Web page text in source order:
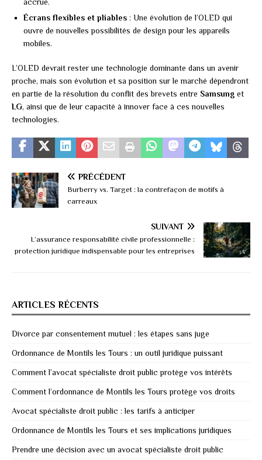
Écrans flexibles et pliables : Une évolution de l’OLED qui
ouvre de nouvelles possibilités de design pour les appareils
mobiles.
L’OLED devrait rester une technologie dominante dans un avenir
proche, mais son évolution et sa position sur le marché dépendront
en partie de la résolution du conflit des brevets entre Samsung et
LG, ainsi que de leur capacité à innover face à ces nouvelles
technologies.
PRÉCÉDENT
Burberry vs. Target : la contrefaçon de motifs à
carreaux
SUIVANT
L’assurance responsabilité civile professionnelle :
protection juridique indispensable pour les entreprises
ARTICLES RÉCENTS
Divorce par consentement mutuel : les étapes sans juge
Ordonnance de Montils les Tours : un outil juridique puissant
Comment l’avocat spécialiste droit public protège vos intérêts
Comment l’ordonnance de Montils les Tours protège vos droits
Avocat spécialiste droit public : les tarifs à anticiper
Ordonnance de Montils les Tours et ses implications juridiques
Prendre une décision avec un avocat spécialiste droit public